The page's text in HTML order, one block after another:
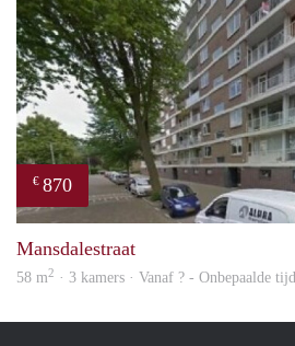
€ 870
Mansdalestraat
58 m2 · 3 kamers · Vanaf ? - Onbepaalde tijd